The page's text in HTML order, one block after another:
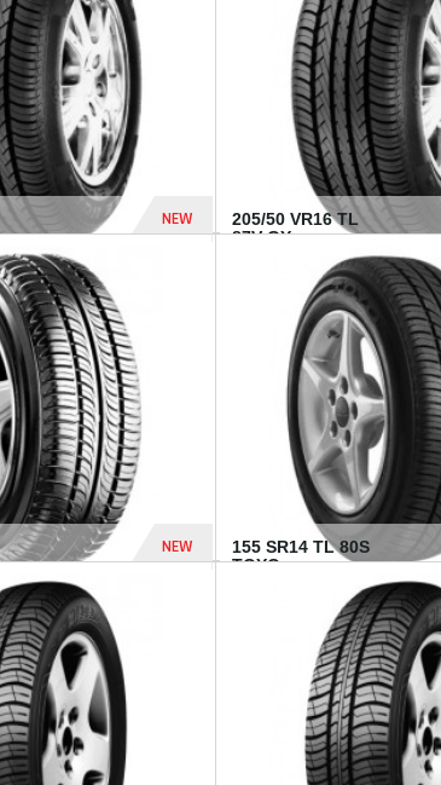
NEW
205/50 VR16 TL
87V GY...
NEW
155 SR14 TL 80S
TOYO...